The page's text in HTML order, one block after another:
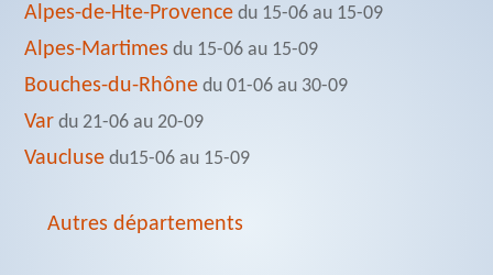
Alpes-de-Hte-Provence du 15-06 au 15-09
Alpes-Martimes du 15-06 au 15-09
Bouches-du-Rhône du 01-06 au 30-09
Var du 21-06 au 20-09
Vaucluse du15-06 au 15-09
Autres départements